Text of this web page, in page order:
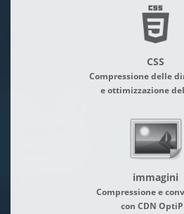
CSS
Compressione delle
e ottimizzazione
immagini
Compressione e
con CDN